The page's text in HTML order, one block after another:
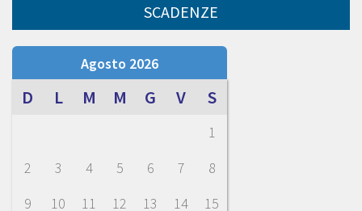
SCADENZE
Agosto 2026
D L M M G V S
1
2
3 4 5 6 7
8
9
10 11 12 13 14
15